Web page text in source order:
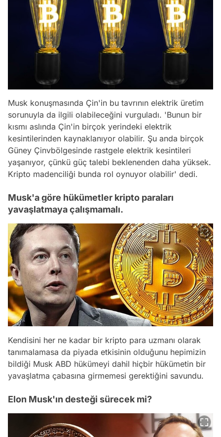
Musk konuşmasında Çin'in bu tavrının elektrik üretim
sorunuyla da ilgili olabileceğini vurguladı. 'Bunun bir
kısmı aslında Çin'in birçok yerindeki elektrik
kesintilerinden kaynaklanıyor olabilir. Şu anda birçok
Güney Çinvbölgesinde rastgele elektrik kesintileri
yaşanıyor, çünkü güç talebi beklenenden daha yüksek.
Kripto madenciliği bunda rol oynuyor olabilir' dedi.
Musk'a göre hükümetler kripto paraları
yavaşlatmaya çalışmamalı.
Kendisini her ne kadar bir kripto para uzmanı olarak
tanımalamasa da piyada etkisinin olduğunu hepimizin
bildiği Musk ABD hükümeyi dahil hiçbir hükümetin bir
yavaşlatma çabasına girmemesi gerektiğini savundu.
Elon Musk'ın desteği sürecek mi?